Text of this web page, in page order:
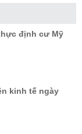
định cư Mỹ
kinh tế ngày